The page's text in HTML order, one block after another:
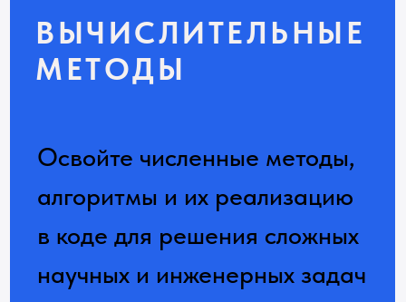
Подать заявку
Освойте численные методы,
алгоритмы и их реализацию